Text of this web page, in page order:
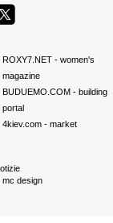
ROXY7.NET- women's
magazine
BUDUEMO.COM- building
portal
4kiev.com- market
mc design